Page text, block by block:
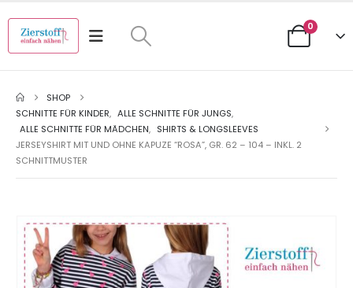
0
SHOP
SCHNITTE FÜR KINDER, ALLE SCHNITTE FÜR JUNGS,
ALLE SCHNITTE FÜR MÄDCHEN, SHIRTS & LONGSLEEVES
JERSEYSHIRT MIT UND OHNE KAPUZE “ROSA”, GR. 62 – 104 – INKL. 2
SCHNITTMUSTER